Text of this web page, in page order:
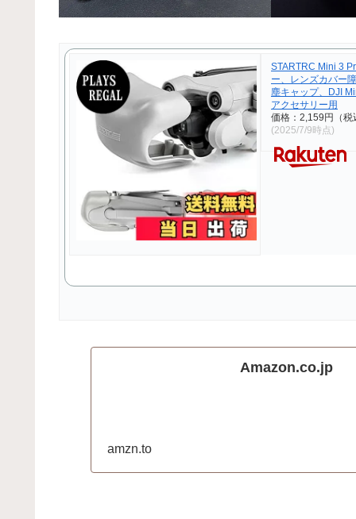
STARTRC Mini 3
ー、レンズカバー
塵キャップ、DJI
アクセサリー用
価格：2,159円（税
(2025/7/9時点)
Amazon.co.jp
amzn.to